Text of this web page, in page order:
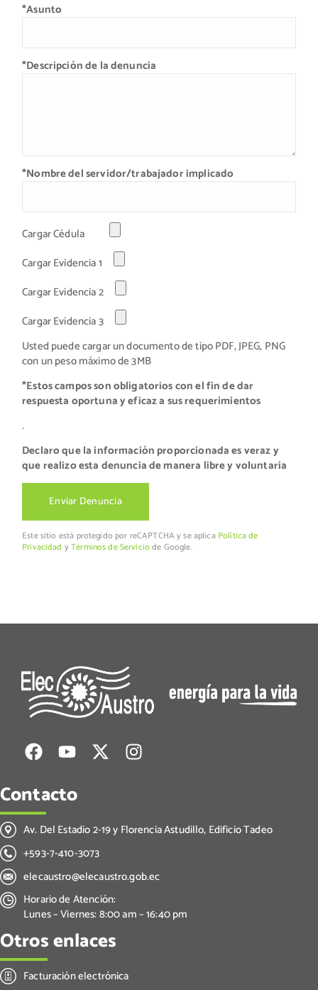
*Asunto
*Descripción de la denuncia
*Nombre del servidor/trabajador implicado
Cargar Cédula
Cargar Evidencia 1
Cargar Evidencia 2
Cargar Evidencia 3
Usted puede cargar un documento de tipo PDF, JPEG, PNG
con un peso máximo de 3MB
*Estos campos son obligatorios con el fin de dar
respuesta oportuna y eficaz a sus requerimientos
.
Declaro que la información proporcionada es veraz y
que realizo esta denuncia de manera libre y voluntaria
Este sitio está protegido por reCAPTCHA y se aplica Política de
Privacidad yTérminos de Serviciode Google.
Contacto
Av. Del Estadio 2-19 y Florencia Astudillo, Edificio Tadeo
+593-7-410-3073
elecaustro@elecaustro.gob.ec
Horario de Atención:
Lunes – Viernes: 8:00 am – 16:40 pm
Otros enlaces
Facturación electrónica